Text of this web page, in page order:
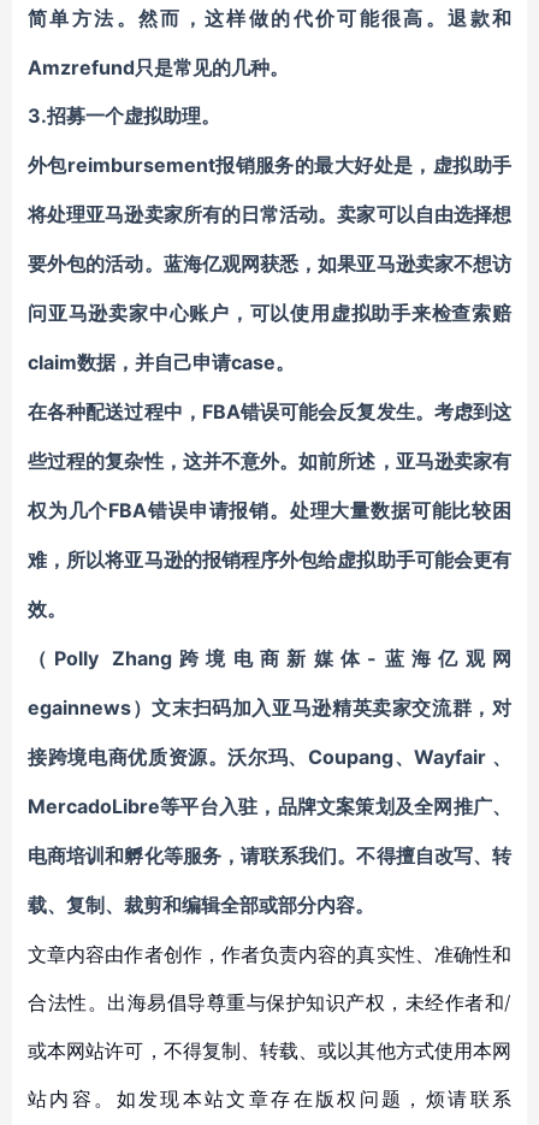
简单方法。然而，这样做的代价可能很高。退款和
Amzrefund只是常见的几种。
3.招募一个虚拟助理。
外包reimbursement报销服务的最大好处是，虚拟助手
将处理亚马逊卖家所有的日常活动。卖家可以自由选择想
要外包的活动。 蓝海亿观网获悉，如果亚马逊卖家不想访
问 亚马逊卖家中心账户 ，可以使用虚拟助手来检查索赔
claim数据，并自己申请case。
在各种配送过程中， FBA错误可能会反复发生。考虑到这
些过程的复杂性，这并不意外。如前所述， 亚马逊卖家有
权为几个FBA错误申请报销。处理大量数据可能比较困
难，所以将亚马逊的报销程序外包给虚拟助手可能会更有
效。
（ Polly Zhang跨境电商新媒体 -蓝海亿观网
egainnews）文末扫码加入 亚马逊精英卖家交流群 ，对
接跨境电商优质资源。沃尔玛、Coupang、Wayfair 、
MercadoLibre等平台入驻 ， 品牌文案策划及全网推广、
电商培训和孵化等服务，请联系我们。不得擅自改写、转
载、复制、裁剪和编辑全部或部分内容。
文章内容由作者创作，作者负责内容的真实性、准确性和
合法性。出海易倡导尊重与保护知识产权，未经作者和/
或本网站许可，不得复制、转载、或以其他方式使用本网
站内容。如发现本站文章存在版权问题，烦请联系